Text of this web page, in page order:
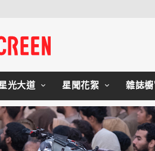
光大道 星聞花絮 雜誌